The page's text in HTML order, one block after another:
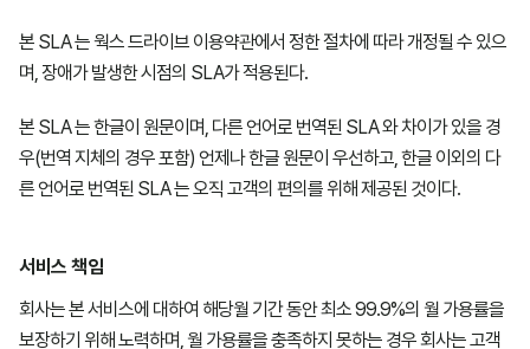
클로바노트
웍스 경영지원
추가 공용용량
클로바노트
웍스 경영지원
본 SLA 는 웍스 드라이브 이용약관에서 정한 절차에 따라 개정될 수 있으
며, 장애가 발생한 시점의 SLA가 적용된다.
본 SLA 는 한글이 원문이며, 다른 언어로 번역된 SLA 와 차이가 있을 경
우(번역 지체의 경우 포함) 언제나 한글 원문이 우선하고, 한글 이외의 다
른 언어로 번역된 SLA 는 오직 고객의 편의를 위해 제공된 것이다.
서비스 책임
회사는 본 서비스에 대하여 해당월 기간 동안 최소 99.9%의 월 가용률을
보장하기 위해 노력하며, 월 가용률을 충족하지 못하는 경우 회사는 고객